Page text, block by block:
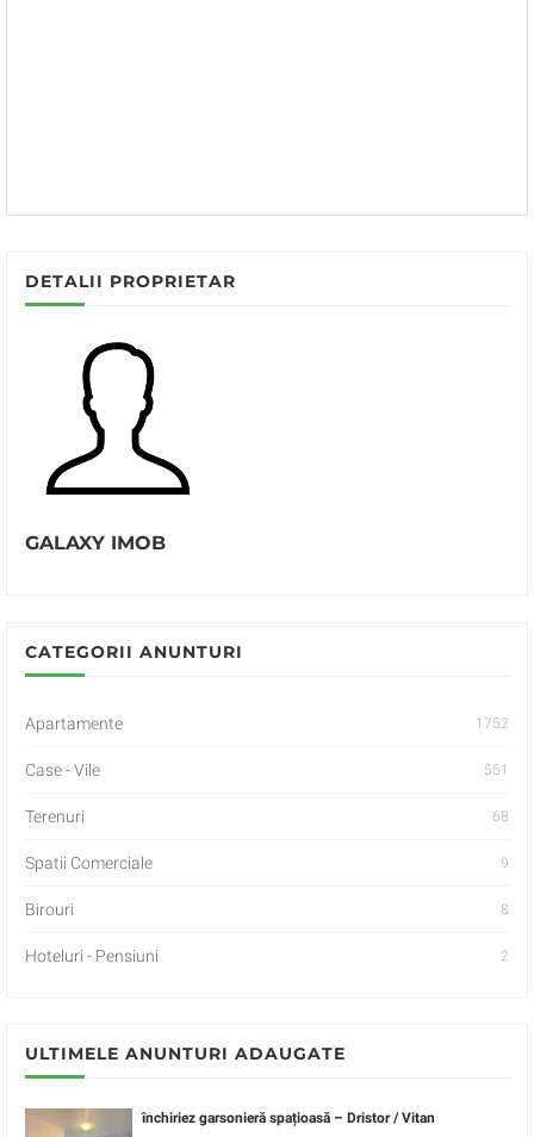
DETALII PROPRIETAR
GALAXY IMOB
CATEGORII ANUNTURI
Apartamente 1752
Case - Vile 551
Terenuri 68
Spatii Comerciale 9
Birouri 8
Hoteluri - Pensiuni 2
ULTIMELE ANUNTURI ADAUGATE
închiriez garsonieră spațioasă – Dristor / Vitan